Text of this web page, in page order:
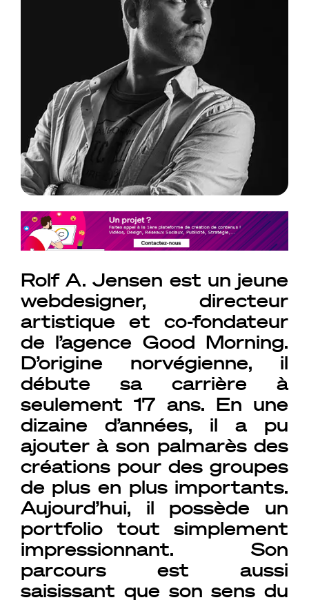
Rolf A. Jensen est un jeune
webdesigner, directeur
artistique et co-fondateur
de l’agence Good Morning.
D’origine norvégienne, il
débute sa carrière à
seulement 17 ans. En une
dizaine d’années, il a pu
ajouter à son palmarès des
créations pour des groupes
de plus en plus importants.
Aujourd’hui, il possède un
portfolio tout simplement
impressionnant. Son
parcours est aussi
saisissant que son sens du